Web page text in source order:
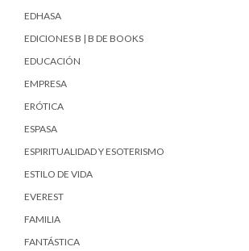
EDHASA
EDICIONES B | B DE BOOKS
EDUCACIÓN
EMPRESA
ERÓTICA
ESPASA
ESPIRITUALIDAD Y ESOTERISMO
ESTILO DE VIDA
EVEREST
FAMILIA
FANTÁSTICA